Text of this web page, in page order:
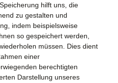
hilft uns, die
zu gestalten und
indem beispielsweise
so gespeichert werden,
müssen. Dies dient
einer
berechtigten
Darstellung unseres